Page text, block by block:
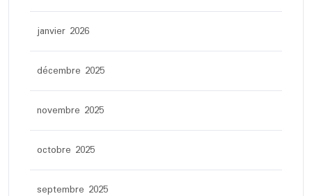
janvier 2026
décembre 2025
novembre 2025
octobre 2025
septembre 2025